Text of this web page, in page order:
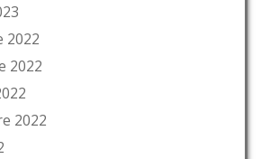
2022
2022
2022